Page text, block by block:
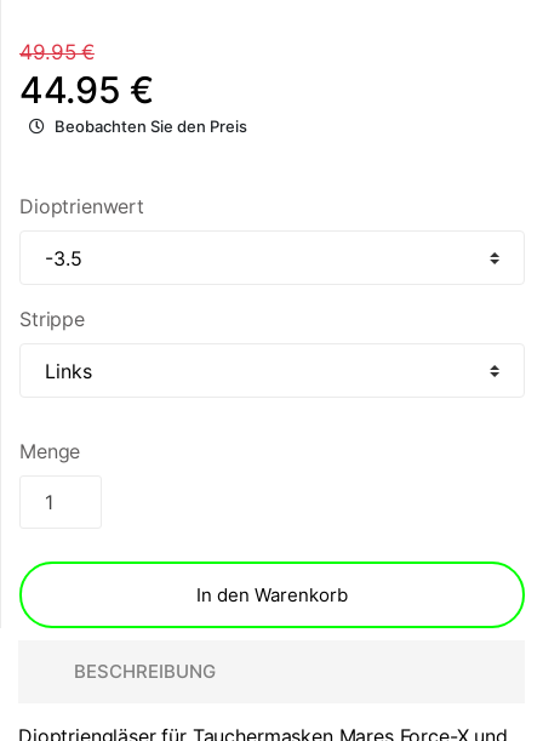
49.95 €
44.95 €
Beobachten Sie den Preis
Dioptrienwert
Strippe
Menge
In den Warenkorb
BESCHREIBUNG